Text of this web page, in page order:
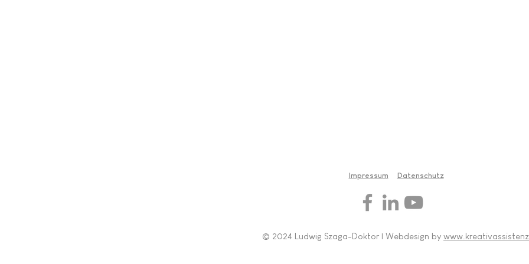
Impressum Datenschutz
© 2024 Ludwig Szaga-Doktor | Webdesign by